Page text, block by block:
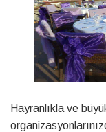
Hayranlıkla ve